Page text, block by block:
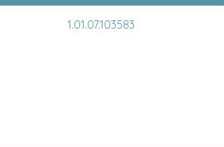
1.01.07.103583